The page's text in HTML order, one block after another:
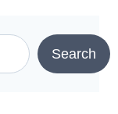
Search